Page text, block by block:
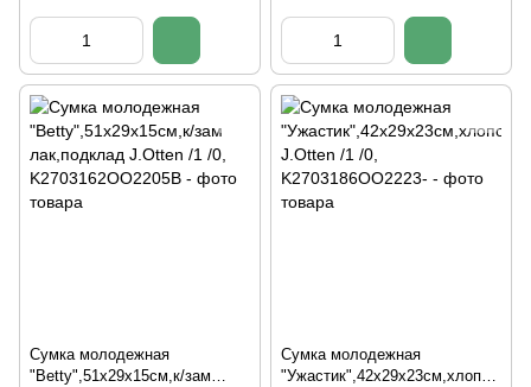
Сумка молодежная
"Betty",51х29х15см,к/зам
Сумка молодежная
"Ужастик",42х29х23см,хлопок,